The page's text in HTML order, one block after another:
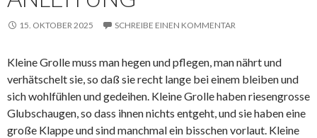
15. OKTOBER 2025 SCHREIBE EINEN KOMMENTAR
Kleine Grolle muss man hegen und pflegen, man nährt und
verhätschelt sie, so daß sie recht lange bei einem bleiben und
sich wohlfühlen und gedeihen. Kleine Grolle haben riesengrosse
Glubschaugen, so dass ihnen nichts entgeht, und sie haben eine
große Klappe und sind manchmal ein bisschen vorlaut. Kleine